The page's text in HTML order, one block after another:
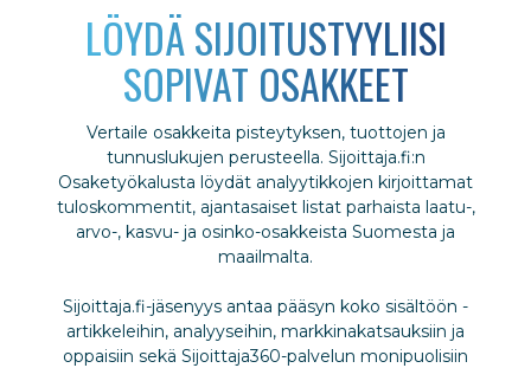
LÖYDÄ SIJOITUSTYYLIISI
SOPIVAT OSAKKEET
Vertaile osakkeita pisteytyksen, tuottojen ja
tunnuslukujen perusteella. Sijoittaja.fi:n
Osaketyökalusta löydät analyytikkojen kirjoittamat
tuloskommentit, ajantasaiset listat parhaista laatu-,
arvo-, kasvu- ja osinko-osakkeista Suomesta ja
maailmalta.
Sijoittaja.fi-jäsenyys antaa pääsyn koko sisältöön -
artikkeleihin, analyyseihin, markkinakatsauksiin ja
oppaisiin sekä Sijoittaja360-palvelun monipuolisiin